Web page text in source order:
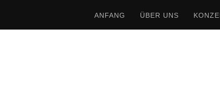
ANFANG ÜBER UNS